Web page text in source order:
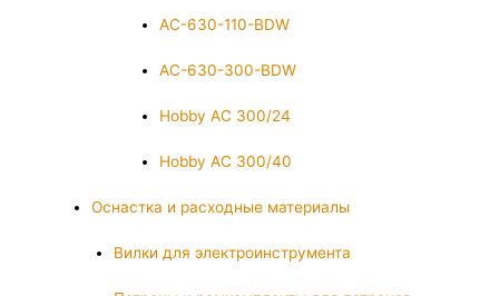
AC-630-110-BDW
AC-630-300-BDW
Hobby AC 300/24
Hobby AC 300/40
Оснастка и расходные материалы
Вилки для электроинструмента